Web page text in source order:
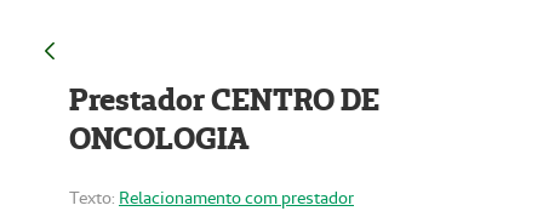
Prestador CENTRO DE
ONCOLOGIA
Texto: Relacionamento com prestador